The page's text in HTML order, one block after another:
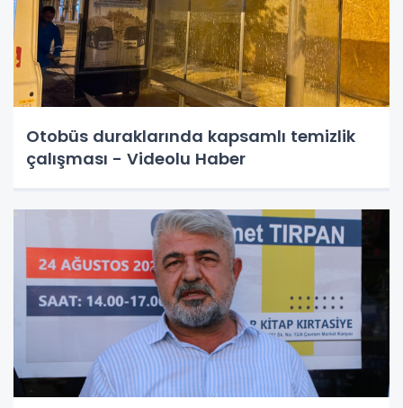
Otobüs duraklarında kapsamlı temizlik
çalışması - Videolu Haber